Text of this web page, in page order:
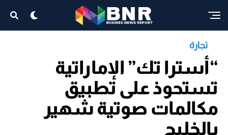
تجارة
“أسترا تك” الإماراتية
تستحوذ على تطبيق
مكالمات صوتية شهير
بالخليج